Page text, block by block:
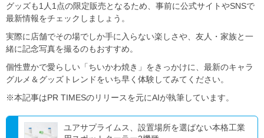
グッズも1人1点の限定販売となるため、事前に公式サイトやSNSで
最新情報をチェックしましょう。
実際に店舗でその場でしか手に入らない楽しさや、友人・家族と一
緒に記念写真を撮るのもおすすめ。
個性豊かで愛らしい「ちいかわ焼き」をきっかけに、最新のキャラ
グルメ＆グッズトレンドをいち早く体験してみてください。
※本記事はPR TIMESのリリースを元にAIが執筆しています。
ユアサプライムス、設置場所を選ばない本格工業